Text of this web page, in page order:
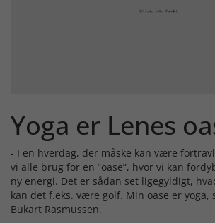
Yoga er Lenes
- I en hverdag, der måske kan være
vi alle brug for en ”oase”, hvor vi kan
ny energi. Det er sådan set ligegyldigt,
kan det f.eks. være golf. Min oase er yoga,
Bukart Rasmussen.